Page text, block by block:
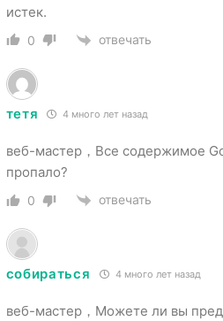
истек.
0 отвечать
тетя 4 много лет назад
веб-мастер，Все содержимое
пропало?
0 отвечать
собираться 4 много лет назад
веб-мастер，Можете ли вы